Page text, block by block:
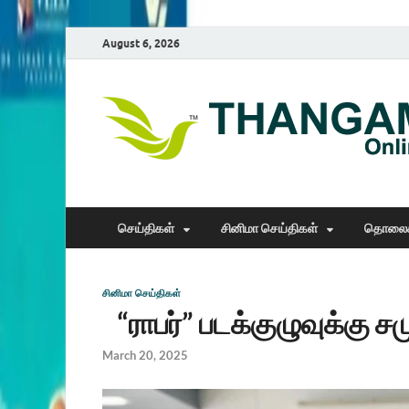
August 6, 2026
செய்திகள் சினிமா செய்திகள்
சினிமா செய்திகள்
“ராபர்” படக்குழுவுக்கு
March 20, 2025